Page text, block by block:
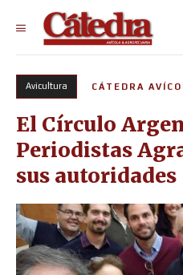
Avicultura CÁTEDRA
El Círculo
Periodistas
sus autoridades